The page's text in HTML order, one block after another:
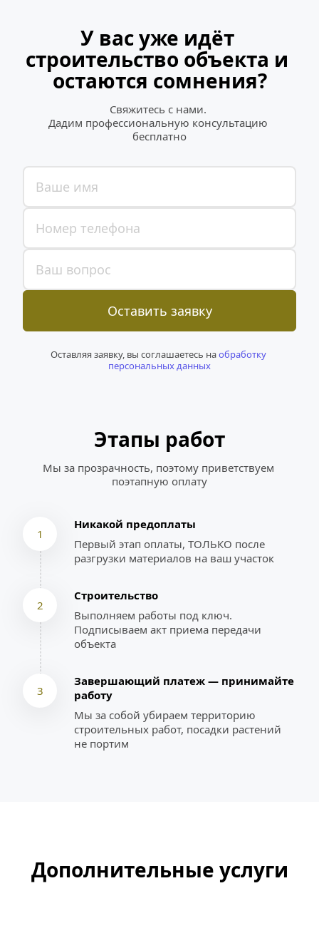
У вас уже идёт
строительство объекта и
остаются сомнения?
Свяжитесь с нами.
Дадим профессиональную консультацию
бесплатно
Оставить заявку
Оставляя заявку, вы соглашаетесь на обработку
персональных данных
Этапы работ
Мы за прозрачность, поэтому приветствуем
поэтапную оплату
1
Никакой предоплаты
Первый этап оплаты, ТОЛЬКО после
разгрузки материалов на ваш участок
2
Строительство
Выполняем работы под ключ.
Подписываем акт приема передачи
объекта
3
Завершающий платеж — принимайте
работу
Мы за собой убираем территорию
строительных работ, посадки растений
не портим
Дополнительные услуги